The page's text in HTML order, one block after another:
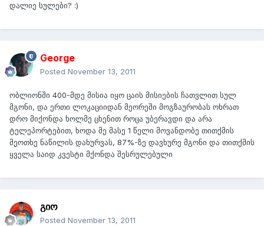
დალიე სულები? :)
George
Posted November 13, 2011
ობლიონში 400-მდე მისია იყო ცაის მისიების ჩათვლით სულ
მგონი, და ერთი ლოკაციიდან მეორეში მოგზაურობას ოხრათ
დრო მიქონდა ხოლმე ცხენით როცა უბერავდი და არა
ტელეპორტებით, ხოდა მე მასე 1 წელი მოვანდობე თითქმის
მეოთხე ნაწილის დახურვას, 87%-ზე დავხურე მგონი და თითქმის
ყველა საიდ კვესტი მქონდა შესრულებული
გიო
Posted November 13, 2011